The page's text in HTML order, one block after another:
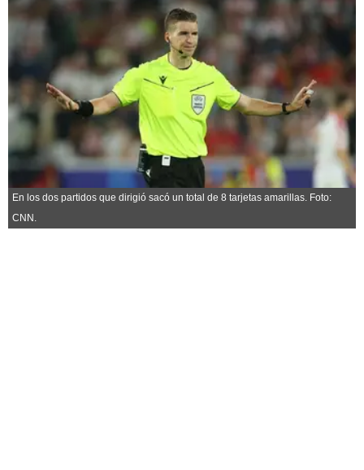
Economía y campo
Economía y finanzas
Con el campo
Espacio empresas
Sociedad y tiempo
Sociedad
Tecnología
Turismo
Salud
Es viral
El tiempo
Fúnebres
En los dos partidos que dirigió sacó un total de 8 tarjetas amarillas. Foto:
CNN.